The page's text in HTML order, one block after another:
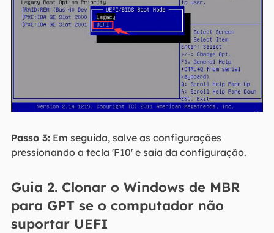
Passo 3:Em seguida, salve as configurações
pressionando a tecla 'F10' e saia da configuração.
Guia 2. Clonar o Windows de MBR
para GPT se o computador não
suportar UEFI